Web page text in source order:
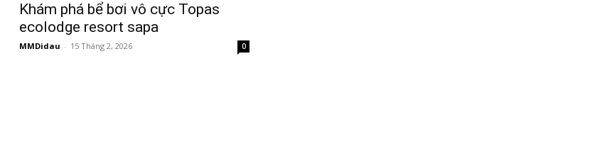
Khám phá bể bơi vô cực Topas
ecolodge resort sapa
MMDidau - 15 Tháng 2, 2026 0